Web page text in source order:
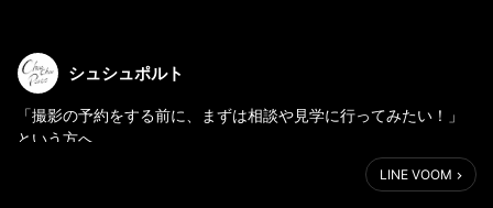
シュシュポルト
「撮影の予約をする前に、まずは相談や見学に行ってみたい！」
という方へ
貸切空間だから安心。全ての衣装、スタジオをご覧いただけま
LINE VOOM